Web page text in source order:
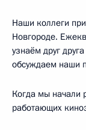
Наши коллеги
Новгороде.
узнаём друг
обсуждаем наши
Когда мы начали
работающих